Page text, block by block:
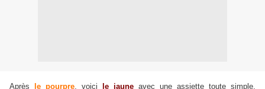
Après le pourpre, voici le jaune avec une assiette toute simple,